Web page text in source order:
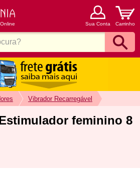
Sua Conta Carrinho
Vibrador Recarregável
feminino 8